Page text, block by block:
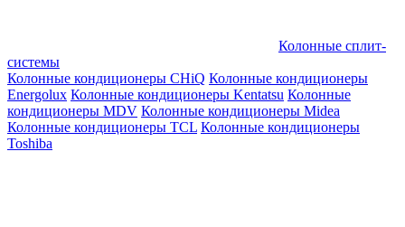
Колонные сплит-
системы
Колонные кондиционеры CHiQ Колонные кондиционеры
Energolux Колонные кондиционеры Kentatsu Колонные
кондиционеры MDV Колонные кондиционеры Midea
Колонные кондиционеры TCL Колонные кондиционеры
Toshiba